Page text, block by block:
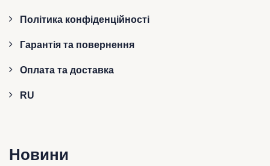
Політика конфіденційності
Гарантія та повернення
Оплата та доставка
RU
Новини